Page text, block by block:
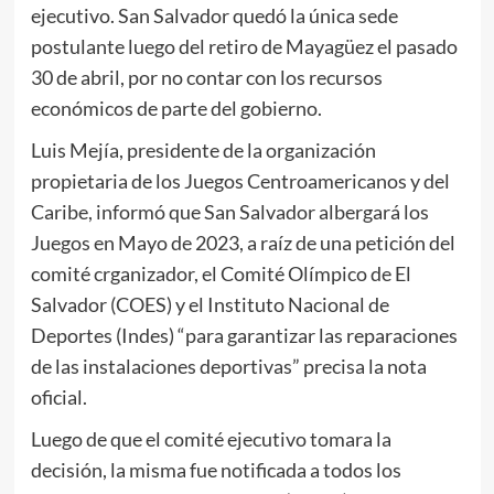
ejecutivo. San Salvador quedó la única sede
postulante luego del retiro de Mayagüez el pasado
30 de abril, por no contar con los recursos
económicos de parte del gobierno.
Luis Mejía, presidente de la organización
propietaria de los Juegos Centroamericanos y del
Caribe, informó que San Salvador albergará los
Juegos en Mayo de 2023, a raíz de una petición del
comité crganizador, el Comité Olímpico de El
Salvador (COES) y el Instituto Nacional de
Deportes (Indes) “para garantizar las reparaciones
de las instalaciones deportivas” precisa la nota
oficial.
Luego de que el comité ejecutivo tomara la
decisión, la misma fue notificada a todos los